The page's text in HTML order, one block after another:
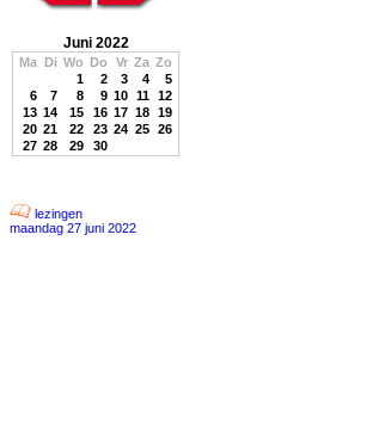
Juni 2022
Ma Di Wo Do Vr Za Zo
1
2 3 4
5
6
7 8 9 10 11 12
13 14 15 16 17 18 19
20 21 22 23 24 25 26
27 28 29 30
lezingen
maandag 27 juni 2022